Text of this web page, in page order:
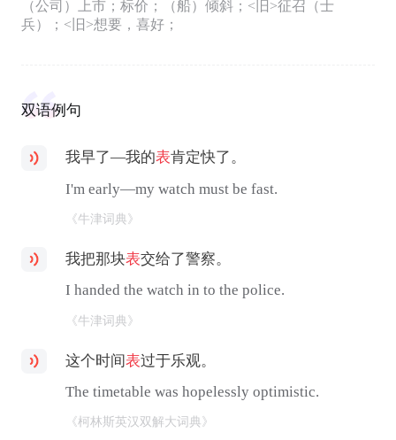
（公司）上市；标价；（船）倾斜；<旧>征召（士
兵）；<旧>想要，喜好；
双语例句
我早了—我的表肯定快了。
I'm early—my watch must be fast.
《牛津词典》
我把那块表交给了警察。
I handed the watch in to the police.
《牛津词典》
这个时间表过于乐观。
The timetable was hopelessly optimistic.
《柯林斯英汉双解大词典》